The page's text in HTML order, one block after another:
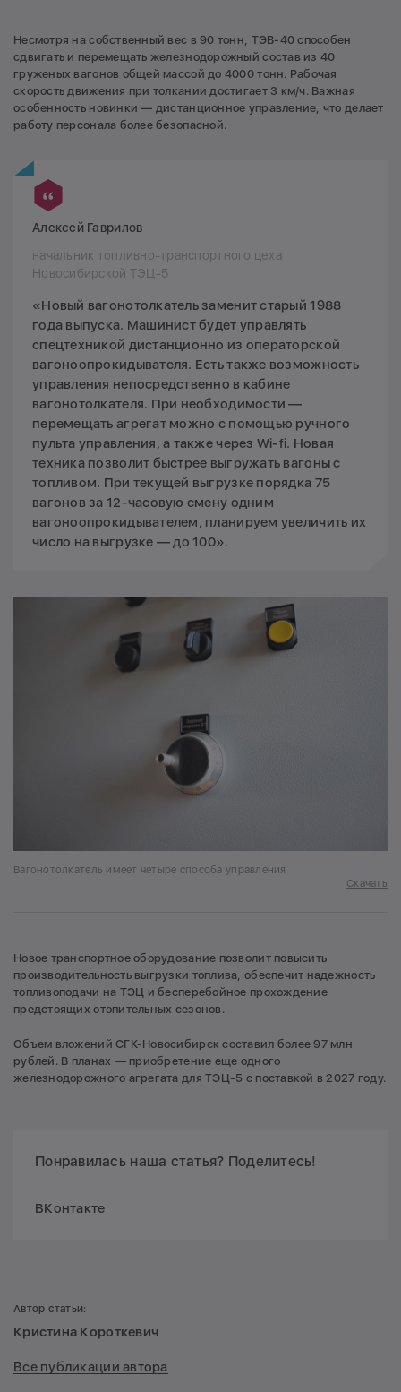
Несмотря на собственный вес в 90 тонн, ТЭВ-40 способен
сдвигать и перемещать железнодорожный состав из 40
груженых вагонов общей массой до 4000 тонн. Рабочая
скорость движения при толкании достигает 3 км/ч. Важная
особенность новинки — дистанционное управление, что делает
работу персонала более безопасной.
Алексей Гаврилов
начальник топливно-транспортного цеха
Новосибирской ТЭЦ-5
«Новый вагонотолкатель заменит старый 1988
года выпуска. Машинист будет управлять
спецтехникой дистанционно из операторской
вагоноопрокидывателя. Есть также возможность
управления непосредственно в кабине
вагонотолкателя. При необходимости —
перемещать агрегат можно с помощью ручного
пульта управления, а также через Wi-fi. Новая
техника позволит быстрее выгружать вагоны с
топливом. При текущей выгрузке порядка 75
вагонов за 12-часовую смену одним
вагоноопрокидывателем, планируем увеличить их
число на выгрузке — до 100».
Вагонотолкатель имеет четыре способа управления
Скачать
Новое транспортное оборудование позволит повысить
производительность выгрузки топлива, обеспечит надежность
топливоподачи на ТЭЦ и бесперебойное прохождение
предстоящих отопительных сезонов.
Объем вложений СГК-Новосибирск составил более 97 млн
рублей. В планах — приобретение еще одного
железнодорожного агрегата для ТЭЦ-5 с поставкой в 2027 году.
Понравилась наша статья? Поделитесь!
ВКонтакте
Автор статьи:
Кристина Короткевич
Все публикации автора